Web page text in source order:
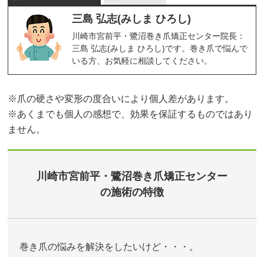
三島 弘志(みしま ひろし)
川崎市宮前平・鷺沼巻き爪矯正センター院長：
三島 弘志(みしま ひろし)です。巻き爪で悩んで
いる方、お気軽に相談してください。
※爪の硬さや変形の度合いにより個人差があります。
※あくまでも個人の感想で、効果を保証するものではあり
ません。
川崎市宮前平・鷺沼巻き爪矯正センター
の施術の特徴
巻き爪の悩みを解決をしたいけど・・・。